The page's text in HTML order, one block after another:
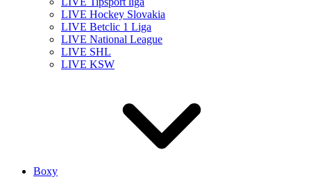
LIVE Hockey Slovakia
LIVE Betclic 1 Liga
LIVE National League
LIVE SHL
LIVE KSW
Boxy